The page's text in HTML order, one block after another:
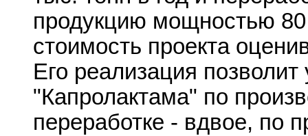
продукцию мощностью
стоимость проекта
Его реализация
"Капролактама" по
переработке - вдвое, по